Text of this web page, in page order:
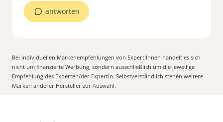
antworten
Bei individuellen Markenempfehlungen von Expert:Innen handelt es sich
nicht um finanzierte Werbung, sondern ausschließlich um die jeweilige
Empfehlung des Experten/der Expertin. Selbstverständlich stehen weitere
Marken anderer Hersteller zur Auswahl.